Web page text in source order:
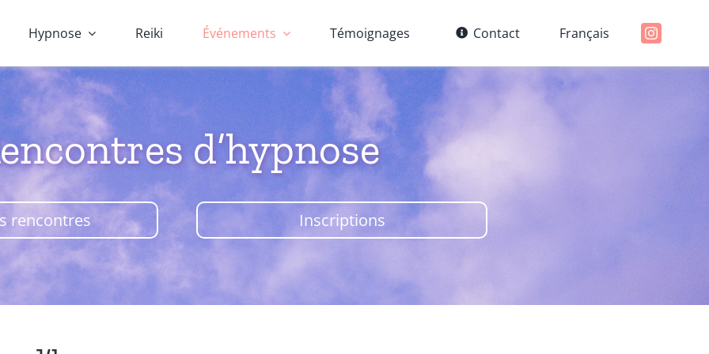
Hypnose Reiki Événements Témoignages Contact Français
d’hypnose
rencontres Inscriptions